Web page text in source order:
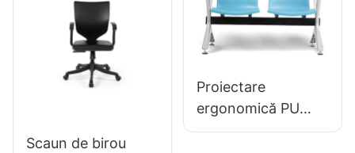
Scaun de birou
Proiectare
ergonomică PU
scaune din sală de